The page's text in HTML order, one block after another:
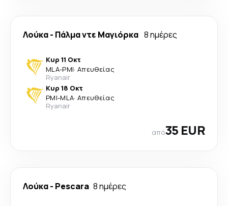
Λούκα- Πάλμα ντε Μαγιόρκα 8 ημέρες
Κυρ 11 Οκτ
MLA-PMI· Απευθείας
Ryanair
Κυρ 18 Οκτ
PMI-MLA· Απευθείας
Ryanair
από35 EUR
Λούκα- Pescara 8 ημέρες